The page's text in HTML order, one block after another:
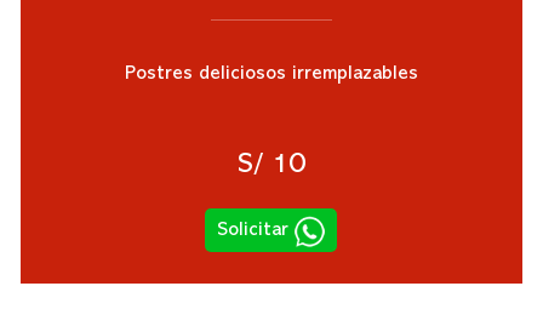
Postres deliciosos irremplazables
S/ 10
Solicitar